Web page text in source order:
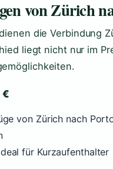
von Zürich
die Verbindung
liegt nicht nur im
€
von Zürich nach
für Kurzaufenthalter